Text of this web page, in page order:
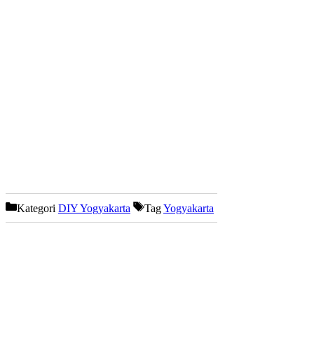
Kategori DIY Yogyakarta TagYogyakarta